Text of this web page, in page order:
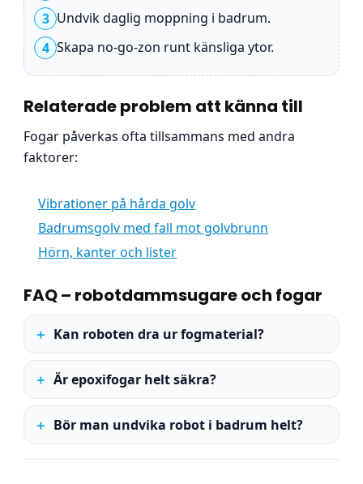
3 Undvik daglig moppning i badrum.
4 Skapa no-go-zon runt känsliga ytor.
Relaterade problem att känna till
Fogar påverkas ofta tillsammans med andra
faktorer:
Vibrationer på hårda golv
Badrumsgolv med fall mot golvbrunn
Hörn, kanter och lister
FAQ – robotdammsugare och fogar
Kan roboten dra ur fogmaterial?
Är epoxifogar helt säkra?
Bör man undvika robot i badrum helt?